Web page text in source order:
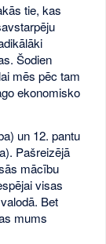
tie, kas
Šodien
mēs pēc tam
ekonomisko
un 12. pantu
Pašreizējā
mācību
visas
Bet
mums